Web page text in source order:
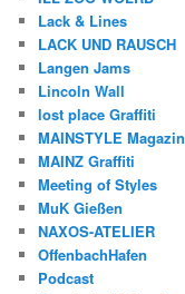
Lack & Lines
LACK UND RAUSCH
Langen Jams
Lincoln Wall
lost place Graffiti
MAINSTYLE Magazin
MAINZ Graffiti
Meeting of Styles
MuK Gießen
NAXOS-ATELIER
OffenbachHafen
Podcast